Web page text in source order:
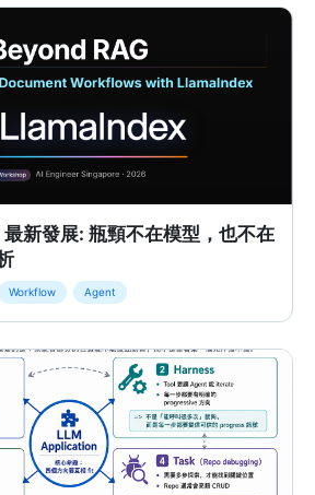
新發展: 瓶頸不在模型，也不在
Workflow Agent